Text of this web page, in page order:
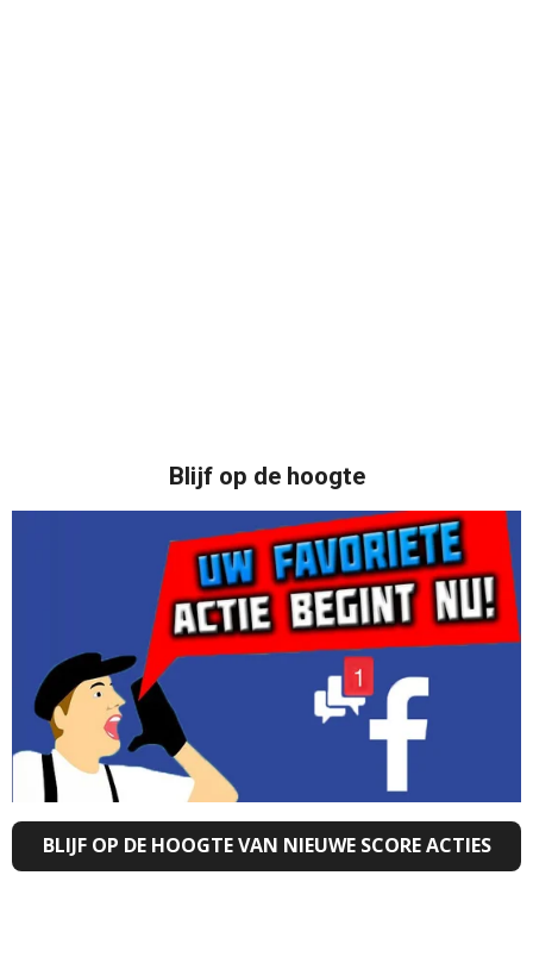
Blijf op de hoogte
BLIJF OP DE HOOGTE VAN NIEUWE SCORE ACTIES